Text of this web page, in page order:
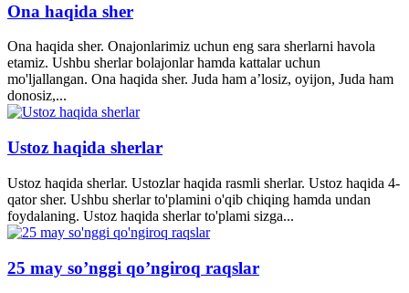
Ona haqida sher
Ona haqida sher. Onajonlarimiz uchun eng sara sherlarni havola
etamiz. Ushbu sherlar bolajonlar hamda kattalar uchun
mo'ljallangan. Ona haqida sher. Juda ham a’losiz, oyijon, Juda ham
donosiz,...
Ustoz haqida sherlar
Ustoz haqida sherlar. Ustozlar haqida rasmli sherlar. Ustoz haqida 4-
qator sher. Ushbu sherlar to'plamini o'qib chiqing hamda undan
foydalaning. Ustoz haqida sherlar to'plami sizga...
25 may so’nggi qo’ngiroq raqslar